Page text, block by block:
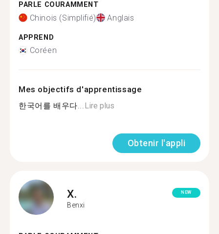
PARLE COURAMMENT
Chinois (Simplifié) Anglais
APPREND
Coréen
Mes objectifs d'apprentissage
한국어를 배우다...Lire plus
Obtenir l'appli
X.
Benxi
NEW